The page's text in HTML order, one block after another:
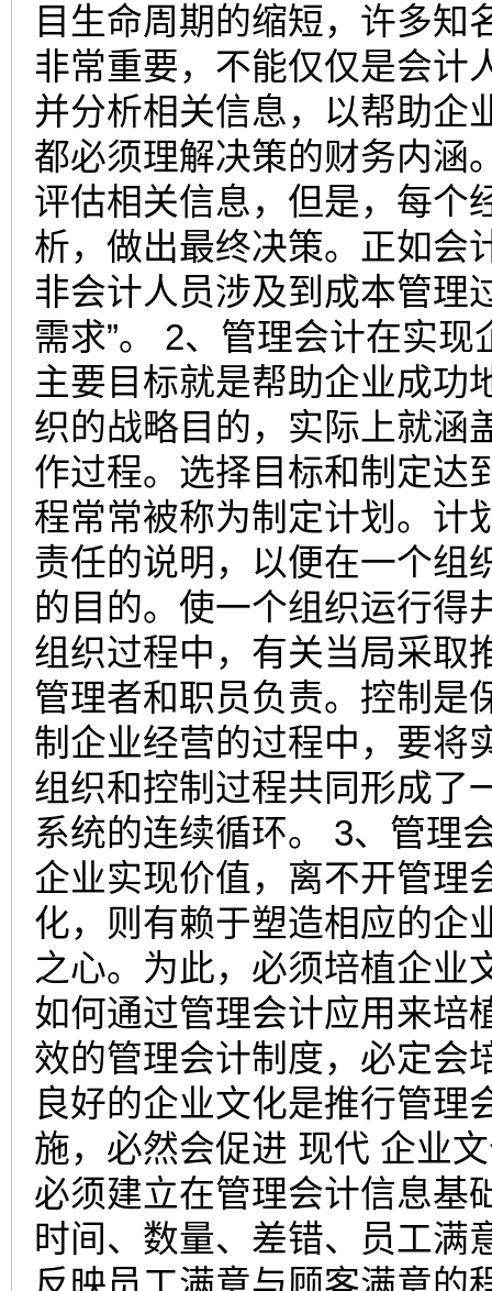
目生命周期的缩短，许多知
非常重要，不能仅仅是会计
并分析相关信息，以帮助企
都必须理解决策的财务内涵
评估相关信息，但是，每个
析，做出最终决策。正如会
非会计人员涉及到成本管理
需求”。 2、管理会计在实
主要目标就是帮助企业成功
织的战略目的，实际上就涵
作过程。选择目标和制定达
程常常被称为制定计划。计
责任的说明，以便在一个组
的目的。使一个组织运行得
组织过程中，有关当局采取
管理者和职员负责。控制是
制企业经营的过程中，要将
组织和控制过程共同形成了
系统的连续循环。 3、管理
企业实现价值，离不开管理
化，则有赖于塑造相应的企
之心。为此，必须培植企业
如何通过管理会计应用来培
效的管理会计制度，必定会
良好的企业文化是推行管理
施，必然会促进 现代 企业
必须建立在管理会计信息基
时间、数量、差错、员工满